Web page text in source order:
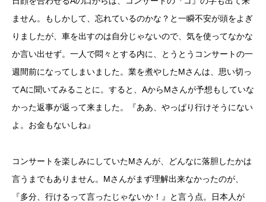
ません。もしかして、忘れているのかな？と一瞬不安が頭をよぎ
りましたが、車を出すのは自分じゃないので、気を使ってなかな
か言い出せず。一人で悶々とする内に、とうとうコンサートの一
週間前になってしまいました。業を煮やしたMさんは、思い切っ
てAに聞いてみることに。すると、AからMさんが予想もしていな
かった返事が返って来ました。『ああ、やっぱり行けそうにない
よ。お金もないしね』
コンサートを楽しみにしていたMさんが、どんなに落胆したかは
言うまでもありません。Mさんがまず理解出来なかったのが、
『多分、行けるって言ったじゃないか！』と言う点。日本人が